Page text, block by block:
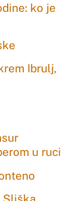
ko je
Ibrulj,
u ruci